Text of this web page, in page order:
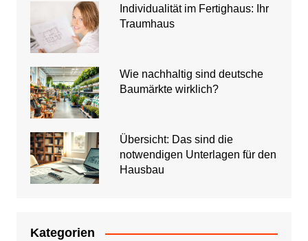
Individualität im Fertighaus: Ihr
Traumhaus
Wie nachhaltig sind deutsche
Baumärkte wirklich?
Übersicht: Das sind die
notwendigen Unterlagen für den
Hausbau
Kategorien